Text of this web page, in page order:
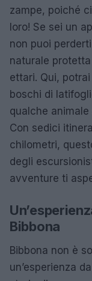
zampe, poiché
loro! Se sei un
non puoi
naturale
ettari. Qui,
boschi di
qualche
Con sedici
chilometri,
degli
avventure ti
Bibbona
Bibbona non è
un’esperienza